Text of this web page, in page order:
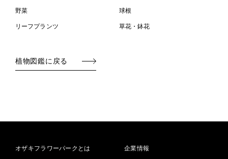
野菜 球根
リーフプランツ 草花・鉢花
植物図鑑に戻る
オザキフラワーパークとは 企業情報